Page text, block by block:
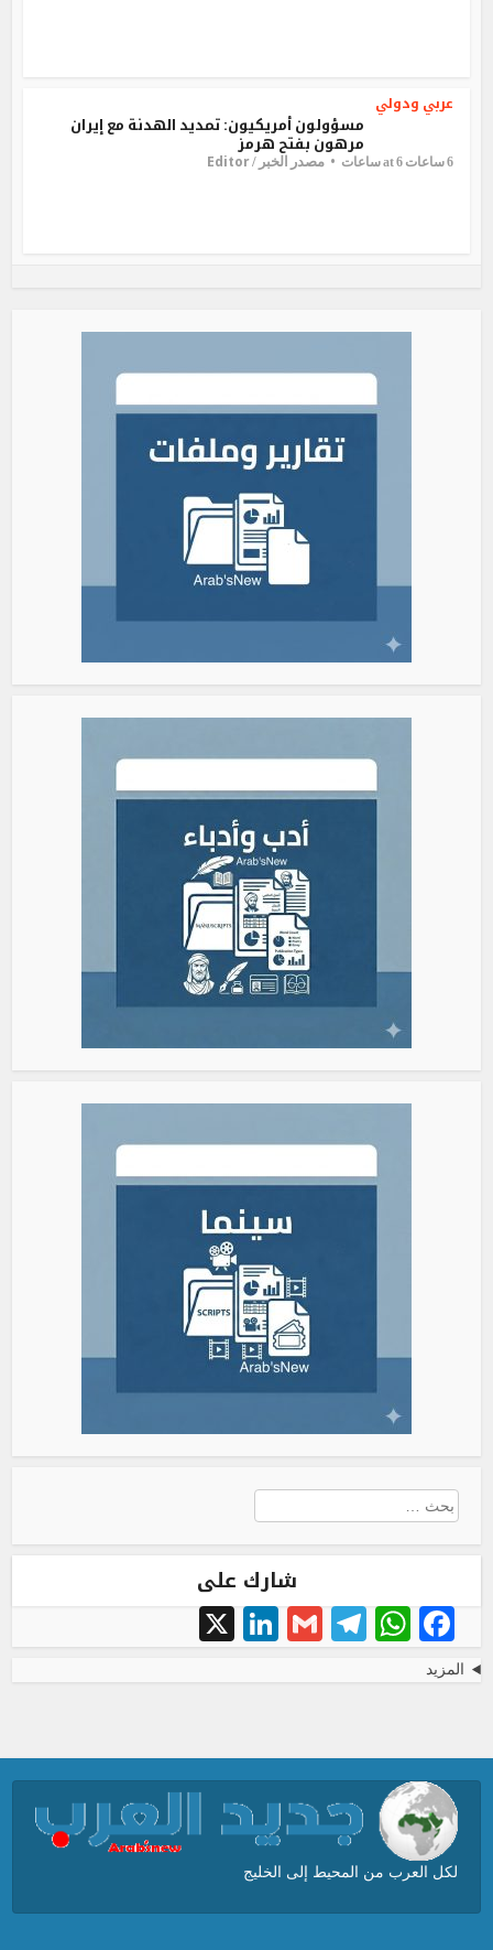
عربي ودولي
مسؤولون أمريكيون: تمديد الهدنة مع إيران
مرهون بفتح هرمز
6 ساعات at 6 ساعات مصدر الخبر /Editor
البحث
عن:
شارك على
Facebook
WhatsApp
Telegram
Gmail
LinkedIn
المزيد
لكل العرب من المحيط إلى الخليج